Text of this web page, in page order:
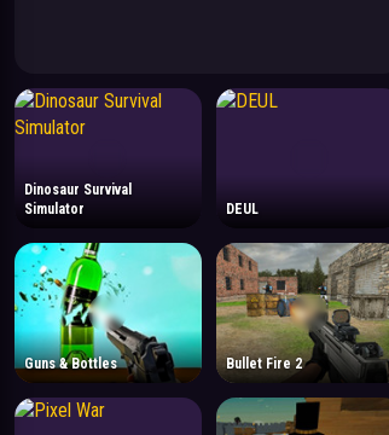
Dinosaur Survival
Simulator
DEUL
Guns & Bottles Bullet Fire 2